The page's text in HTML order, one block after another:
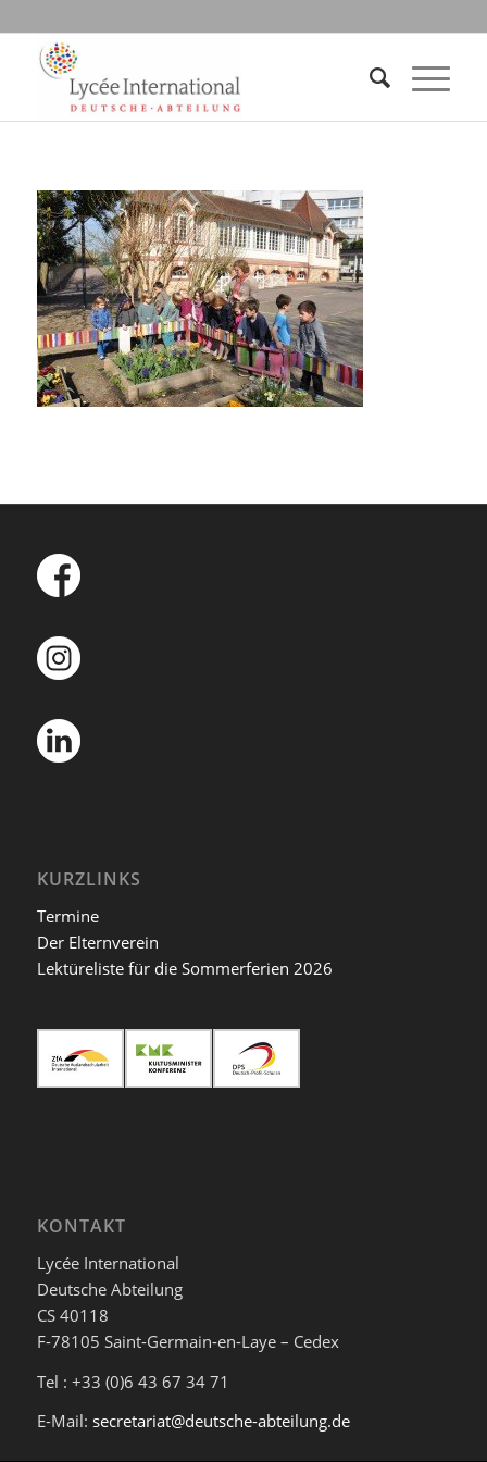
KURZLINKS
Termine
Der Elternverein
Lektüreliste für die Sommerferien 2026
KONTAKT
Lycée International
Deutsche Abteilung
CS 40118
F-78105 Saint-Germain-en-Laye – Cedex
Tel : +33 (0)6 43 67 34 71
E-Mail: secretariat@deutsche-abteilung.de